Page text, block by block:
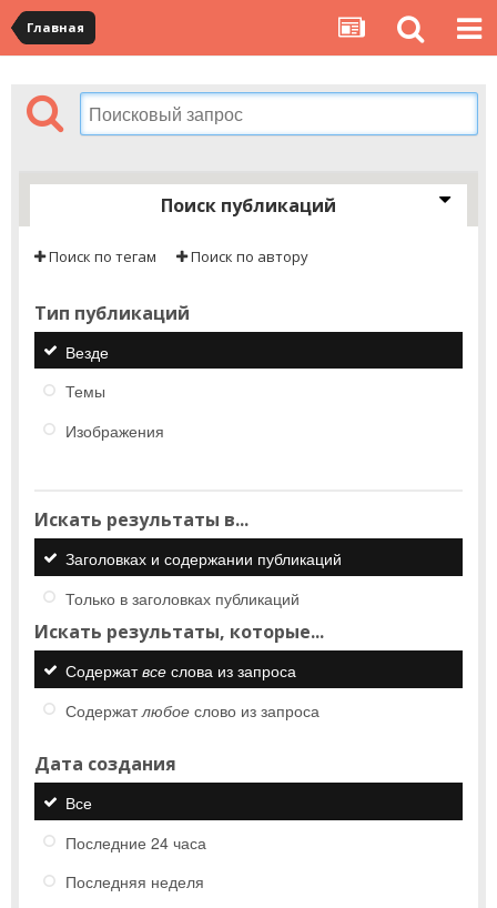
Главная
Поиск публикаций
Поиск по тегам Поиск по автору
Тип публикаций
Везде
Темы
Изображения
Искать результаты в...
Заголовках и содержании публикаций
Только в заголовках публикаций
Искать результаты, которые...
Содержатвсе слова из запроса
Содержатлюбое слово из запроса
Дата создания
Все
Последние 24 часа
Последняя неделя